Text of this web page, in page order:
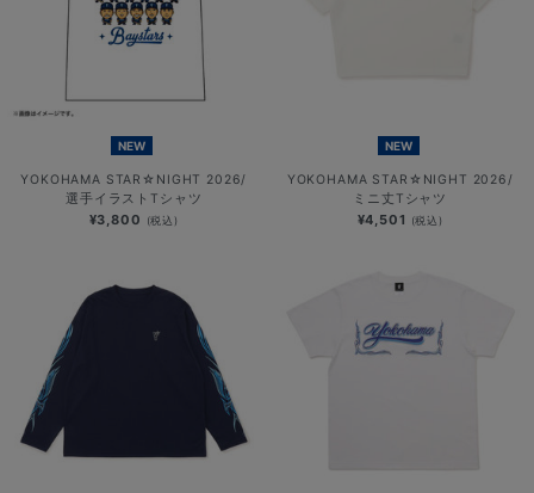
NEW
YOKOHAMA STAR☆NIGHT 2026/
選手イラストTシャツ
¥3,800 (税込)
NEW
YOKOHAMA STAR☆NIGHT 2026/
ミニ丈Tシャツ
¥4,501 (税込)